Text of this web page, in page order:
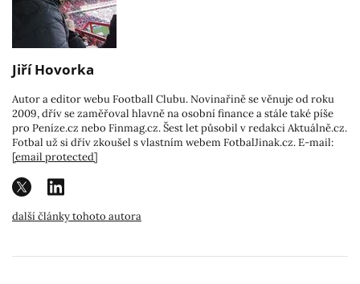
Jiří Hovorka
Autor a editor webu Football Clubu. Novinařině se věnuje od roku
2009, dřív se zaměřoval hlavně na osobní finance a stále také píše
pro Peníze.cz nebo Finmag.cz. Šest let působil v redakci Aktuálně.cz.
Fotbal už si dřív zkoušel s vlastním webem FotbalJinak.cz. E-mail:
[email protected]
další články tohoto autora